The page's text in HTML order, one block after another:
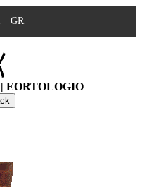
GR
EORTOLOGIO